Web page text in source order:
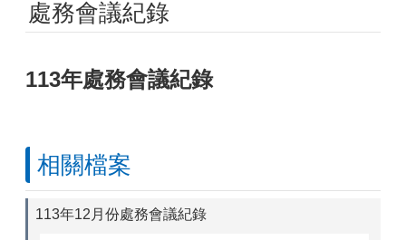
處務會議紀錄
113年處務會議紀錄
相關檔案
113年12月份處務會議紀錄